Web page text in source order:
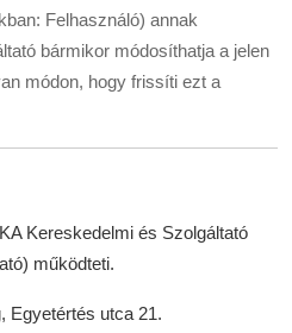
Felhasználó) annak
bármikor módosíthatja a jelen
módon, hogy frissíti ezt a
Kereskedelmi és Szolgáltató
működteti.
Egyetértés utca 21.